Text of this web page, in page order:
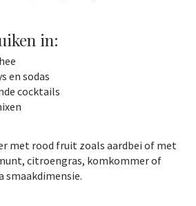
in:
en sodas
cocktails
met rood fruit zoals aardbei of met
citroengras, komkommer of
smaakdimensie.